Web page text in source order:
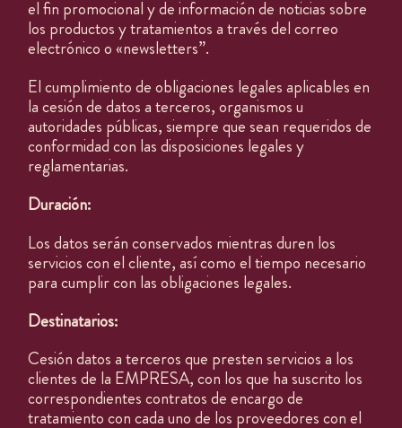
VINOS
COCTELERÍA
SNACKS
el fin promocional y de información de noticias sobre
los productos y tratamientos a través del correo
electrónico o «newsletters”.
El cumplimiento de obligaciones legales aplicables en
la cesión de datos a terceros, organismos u
autoridades públicas, siempre que sean requeridos de
conformidad con las disposiciones legales y
reglamentarias.
Duración:
Los datos serán conservados mientras duren los
servicios con el cliente, así como el tiempo necesario
para cumplir con las obligaciones legales.
Destinatarios:
Cesión datos a terceros que presten servicios a los
clientes de la EMPRESA, con los que ha suscrito los
correspondientes contratos de encargo de
tratamiento con cada uno de los proveedores con el